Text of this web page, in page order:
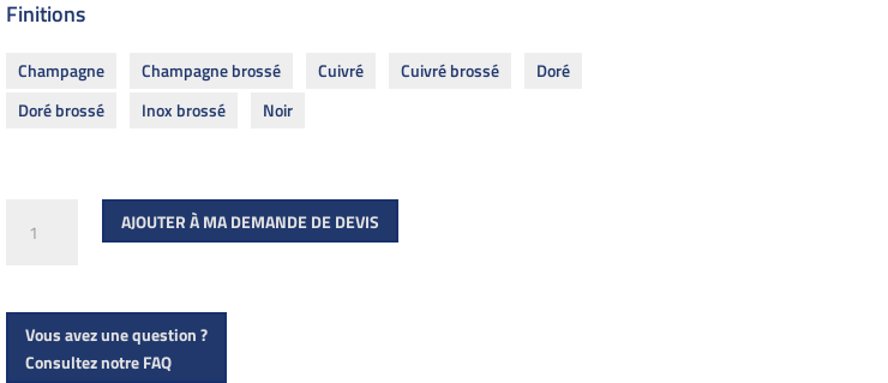
Finitions
Champagne Champagne brossé Cuivré Cuivré brossé
Doré
Doré brossé
Inox brossé Noir
corps
nez
de
AJOUTER À MA DEMANDE DE DEVIS
Vous avez une question ?
Consultez notre FAQ